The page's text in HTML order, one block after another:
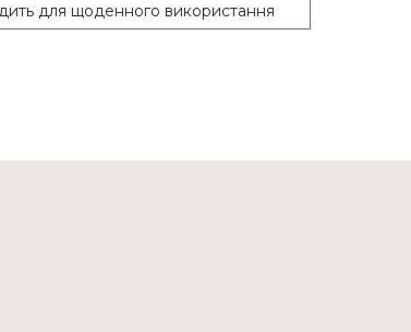
для щоденного використання